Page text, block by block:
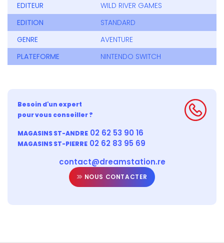
EDITEUR
WILD RIVER GAMES
EDITION
STANDARD
GENRE
AVENTURE
PLATEFORME
NINTENDO SWITCH
Besoin d'un expert
pour vous conseiller ?
MAGASINS ST-ANDRE 02 62 53 90 16
MAGASINS ST-PIERRE 02 62 83 95 69
contact@dreamstation.re
NOUS CONTACTER